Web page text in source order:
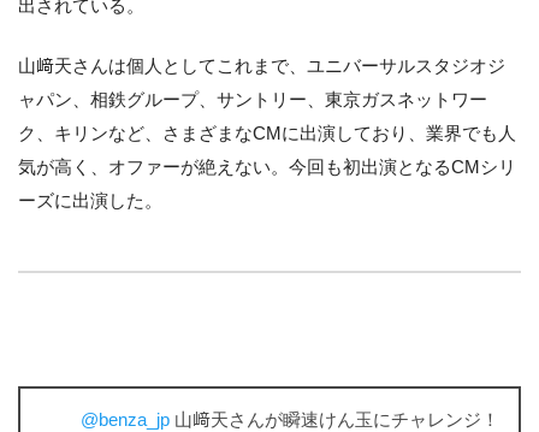
出されている。
山﨑天さんは個人としてこれまで、ユニバーサルスタジオジ
ャパン、相鉄グループ、サントリー、東京ガスネットワー
ク、キリンなど、さまざまなCMに出演しており、業界でも人
気が高く、オファーが絶えない。今回も初出演となるCMシリ
ーズに出演した。
@benza_jp 山﨑天さんが瞬速けん玉にチャレンジ！